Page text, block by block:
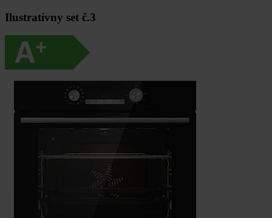
Ilustratívny set č.3